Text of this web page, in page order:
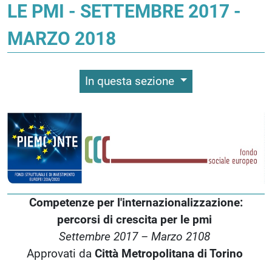
LE PMI - SETTEMBRE 2017 -
MARZO 2018
In questa sezione
Competenze per l'internazionalizzazione:
percorsi di crescita per le pmi
Settembre 2017 – Marzo 2108
Approvati da Città Metropolitana di Torino